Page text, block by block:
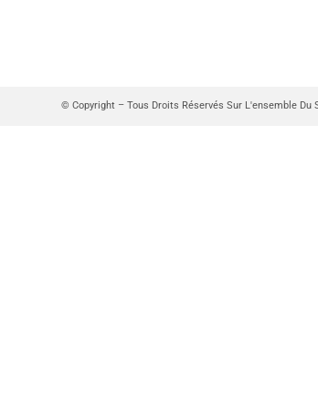
© Copyright – Tous Droits Réservés Sur L'ensemble Du